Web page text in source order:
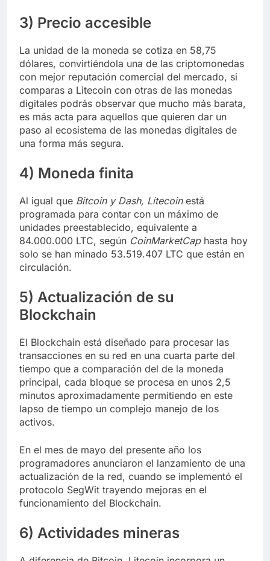
3) Precio accesible
La unidad de la moneda se cotiza en 58,75
dólares, convirtiéndola una de las criptomonedas
con mejor reputación comercial del mercado, si
comparas a Litecoin con otras de las monedas
digitales podrás observar que mucho más barata,
es más acta para aquellos que quieren dar un
paso al ecosistema de las monedas digitales de
una forma más segura.
4) Moneda finita
Al igual que Bitcoin y Dash, Litecoinestá
programada para contar con un máximo de
unidades preestablecido, equivalente a
84.000.000 LTC, según CoinMarketCaphasta hoy
solo se han minado 53.519.407 LTC que están en
circulación.
5) Actualización de su
Blockchain
El Blockchain está diseñado para procesar las
transacciones en su red en una cuarta parte del
tiempo que a comparación del de la moneda
principal, cada bloque se procesa en unos 2,5
minutos aproximadamente permitiendo en este
lapso de tiempo un complejo manejo de los
activos.
En el mes de mayo del presente año los
programadores anunciaron el lanzamiento de una
actualización de la red, cuando se implementó el
protocolo SegWit trayendo mejoras en el
funcionamiento del Blockchain.
6) Actividades mineras